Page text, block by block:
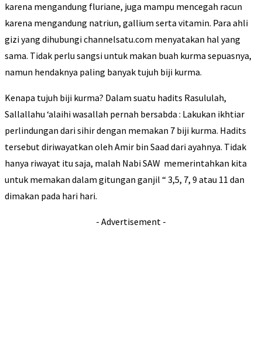
karena mengandung fluriane, juga mampu mencegah racun
karena mengandung natriun, gallium serta vitamin. Para ahli
gizi yang dihubungi channelsatu.com menyatakan hal yang
sama. Tidak perlu sangsi untuk makan buah kurma sepuasnya,
namun hendaknya paling banyak tujuh biji kurma.
Kenapa tujuh biji kurma? Dalam suatu hadits Rasululah,
Sallallahu ‘alaihi wasallah pernah bersabda : Lakukan ikhtiar
perlindungan dari sihir dengan memakan 7 biji kurma. Hadits
tersebut diriwayatkan oleh Amir bin Saad dari ayahnya. Tidak
hanya riwayat itu saja, malah Nabi SAW memerintahkan kita
untuk memakan dalam gitungan ganjil “ 3,5, 7, 9 atau 11 dan
dimakan pada hari hari.
- Advertisement -